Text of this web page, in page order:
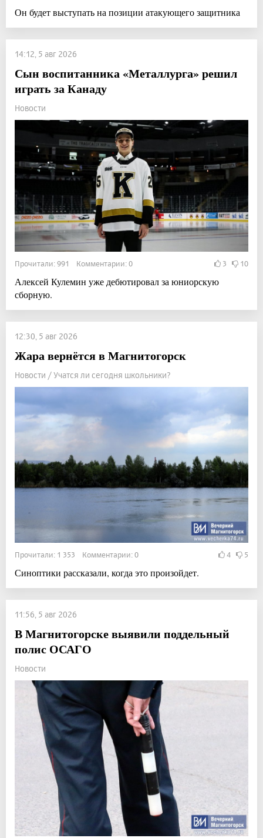
Он будет выступать на позиции атакующего защитника
14:12, 5 авг 2026
Сын воспитанника «Металлурга» решил
играть за Канаду
Новости
Прочитали: 991 Комментарии: 0 3 10
Алексей Кулемин уже дебютировал за юниорскую
сборную.
12:30, 5 авг 2026
Жара вернётся в Магнитогорск
Новости / Учатся ли сегодня школьники?
Прочитали: 1 353 Комментарии: 0 4 5
Синоптики рассказали, когда это произойдет.
11:56, 5 авг 2026
В Магнитогорске выявили поддельный
полис ОСАГО
Новости